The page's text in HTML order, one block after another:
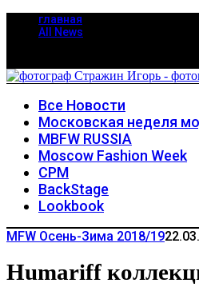
главная
All News
Все Новости
Московская неделя
MBFW RUSSIA
Moscow Fashion Week
CPM
BackStage
Lookbook
MFW Осень-Зима 2018/19
Humariff